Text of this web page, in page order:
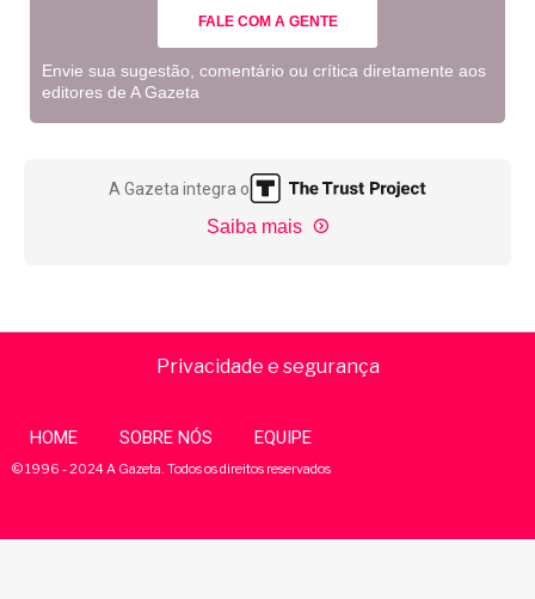
FALE COM A GENTE
Envie sua sugestão, comentário ou crítica diretamente aos
editores de A Gazeta
A Gazeta integra o
Saiba mais
Privacidade e segurança
HOME SOBRE NÓS EQUIPE
© 1996 - 2024 A Gazeta. Todos os direitos reservados